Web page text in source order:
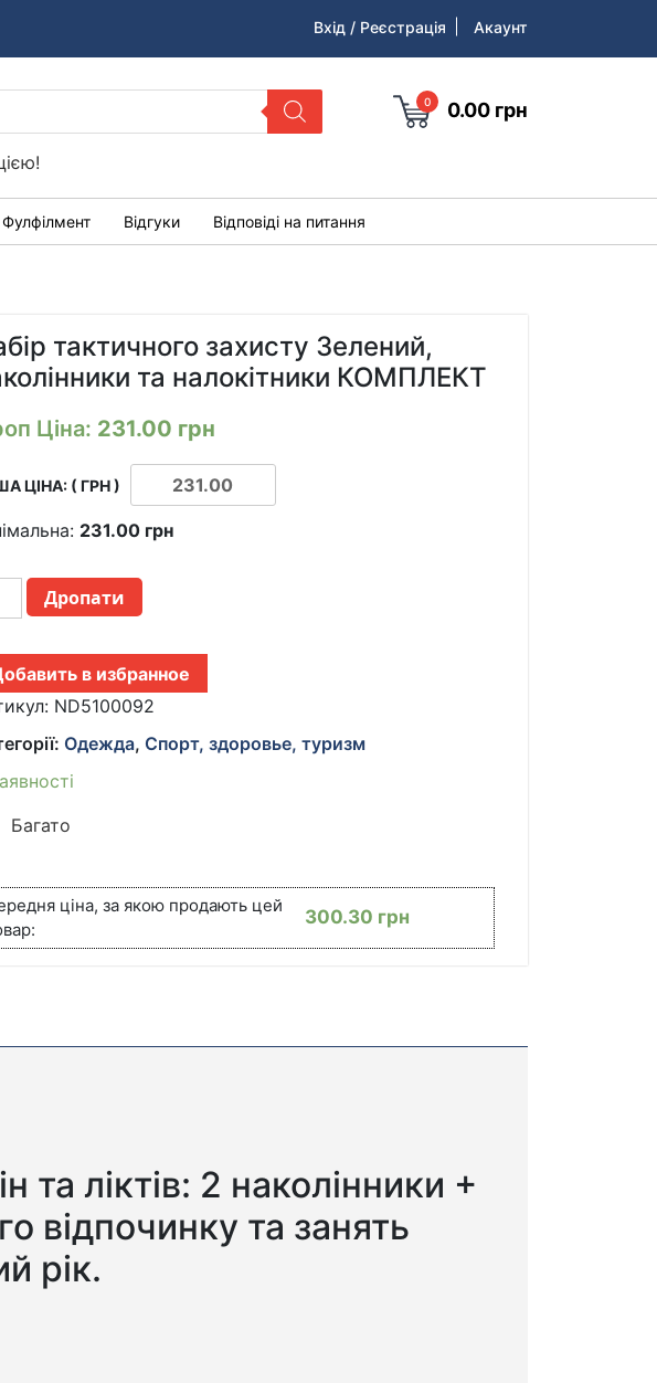
Вхід / Реєстрація Акаунт
0 0.00 грн
Фулфілмент Відгуки Відповіді на питання
тактичного захисту Зелений,
та налокітники КОМПЛЕКТ
Ціна: 231.00 грн
ЦІНА: ( ГРН )
231.00 грн
Дропати
в избранное
ND5100092
Одежда, Спорт, здоровье, туризм
Багато
ціна, за якою продають цей
300.30 грн
та ліктів: 2 наколінники +
відпочинку та занять
рік.